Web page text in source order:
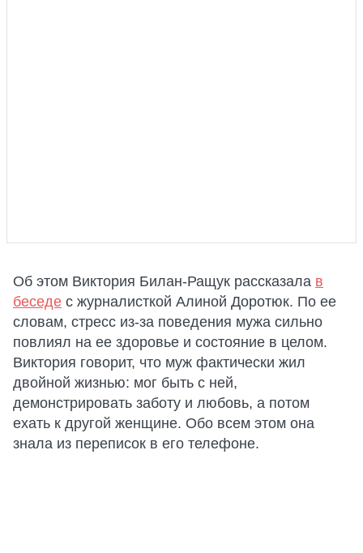
Об этом Виктория Билан-Ращук рассказала в
беседе с журналисткой Алиной Доротюк. По ее
словам, стресс из-за поведения мужа сильно
повлиял на ее здоровье и состояние в целом.
Виктория говорит, что муж фактически жил
двойной жизнью: мог быть с ней,
демонстрировать заботу и любовь, а потом
ехать к другой женщине. Обо всем этом она
знала из переписок в его телефоне.